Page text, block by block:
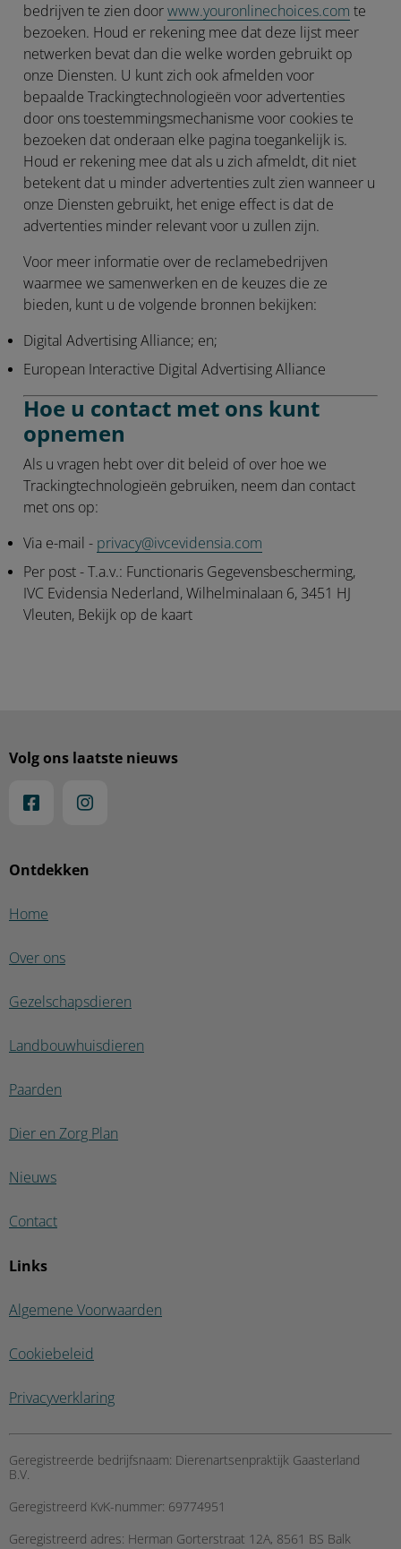
bedrijven te zien door www.youronlinechoices.com te
bezoeken. Houd er rekening mee dat deze lijst meer
netwerken bevat dan die welke worden gebruikt op
onze Diensten. U kunt zich ook afmelden voor
bepaalde Trackingtechnologieën voor advertenties
door ons toestemmingsmechanisme voor cookies te
bezoeken dat onderaan elke pagina toegankelijk is.
Houd er rekening mee dat als u zich afmeldt, dit niet
betekent dat u minder advertenties zult zien wanneer u
onze Diensten gebruikt, het enige effect is dat de
advertenties minder relevant voor u zullen zijn.
Voor meer informatie over de reclamebedrijven
waarmee we samenwerken en de keuzes die ze
bieden, kunt u de volgende bronnen bekijken:
Digital Advertising Alliance; en;
European Interactive Digital Advertising Alliance
Hoe u contact met ons kunt
opnemen
Als u vragen hebt over dit beleid of over hoe we
Trackingtechnologieën gebruiken, neem dan contact
met ons op:
Via e-mail - privacy@ivcevidensia.com
Per post - T.a.v.: Functionaris Gegevensbescherming,
IVC Evidensia Nederland, Wilhelminalaan 6, 3451 HJ
Vleuten, Bekijk op de kaart
Ontdekken
Home
Over ons
Gezelschapsdieren
Landbouwhuisdieren
Paarden
Dier en Zorg Plan
Nieuws
Contact
Links
Algemene Voorwaarden
Cookiebeleid
Privacyverklaring
Volg ons laatste nieuws
Geregistreerde bedrijfsnaam: Dierenartsenpraktijk Gaasterland
B.V.
Geregistreerd KvK-nummer: 69774951
Geregistreerd adres: Herman Gorterstraat 12A, 8561 BS Balk